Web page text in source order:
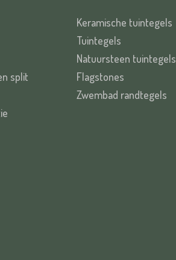
split
Keramische tuintegels
Tuintegels
Natuursteen tuintegels
Flagstones
Zwembad randtegels